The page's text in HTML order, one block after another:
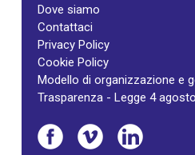
Dove siamo
Contattaci
Privacy Policy
Cookie Policy
Modello di organizzazione e
Trasparenza - Legge 4